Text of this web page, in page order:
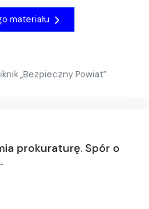
materiału
„Bezpieczny Powiat”
prokuraturę. Spór o